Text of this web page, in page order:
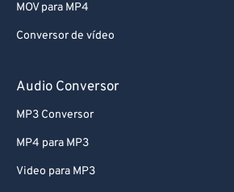
MOV para MP4
Conversor de vídeo
Audio Conversor
MP3 Conversor
MP4 para MP3
Video para MP3